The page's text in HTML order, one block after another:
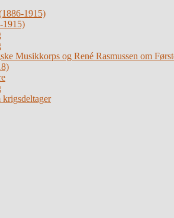
1915)
1915)
Musikkorps og René Rasmussen om